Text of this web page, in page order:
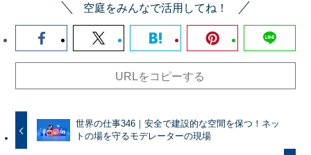
空庭をみんなで活用してね！
URLをコピーする
世界の仕事346｜安全で建設的な空間を保つ！ネッ
トの場を守るモデレーターの現場